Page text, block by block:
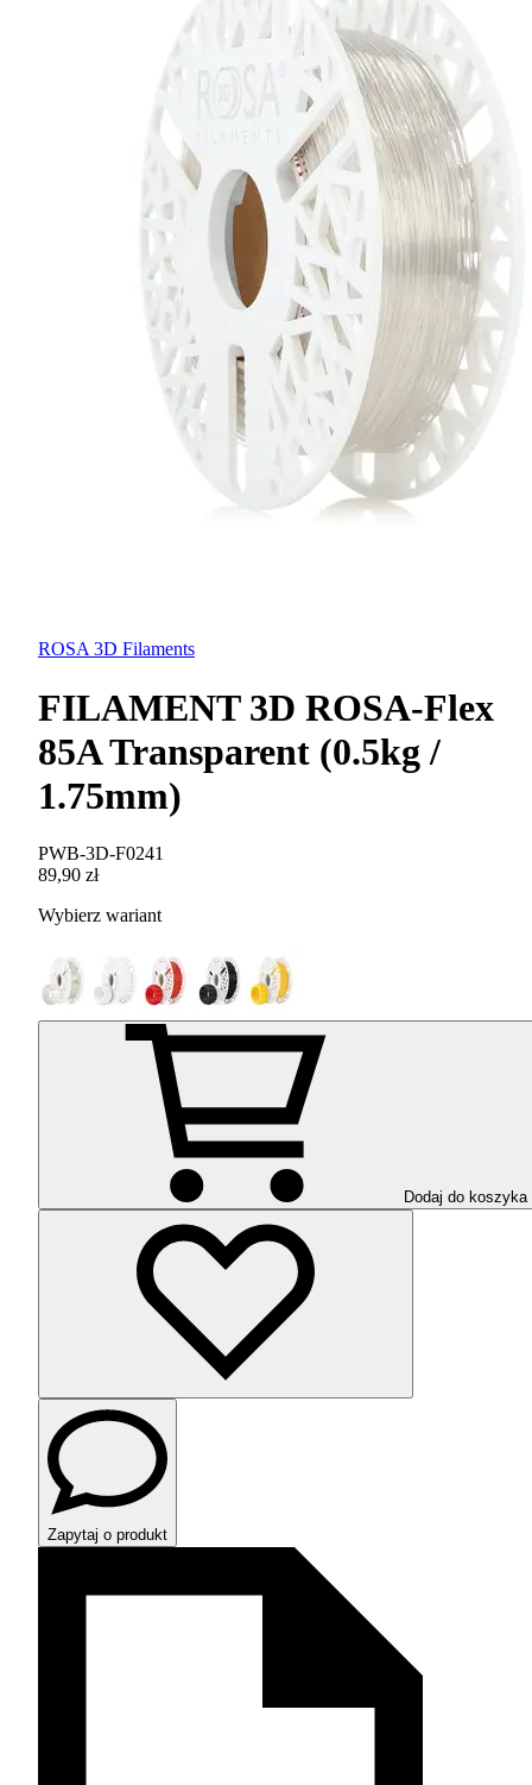
ROSA 3D Filaments
FILAMENT 3D ROSA-Flex
85A Transparent (0.5kg /
1.75mm)
PWB-3D-F0241
89,90 zł
Wybierz wariant
Dodaj do koszyka
Zapytaj o produkt